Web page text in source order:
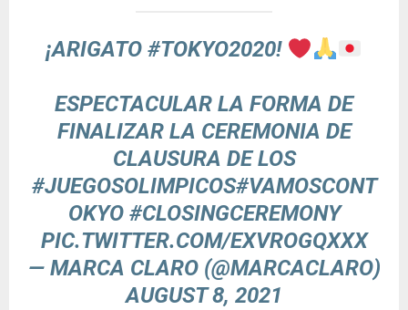
¡ARIGATO#TOKYO2020!
ESPECTACULAR LA FORMA DE
FINALIZAR LA CEREMONIA DE
CLAUSURA DE LOS
#JUEGOSOLIMPICOS#VAMOSCONT
OKYO #CLOSINGCEREMONY
PIC.TWITTER.COM/EXVROGQXXX
— MARCA CLARO (@MARCACLARO)
AUGUST 8, 2021